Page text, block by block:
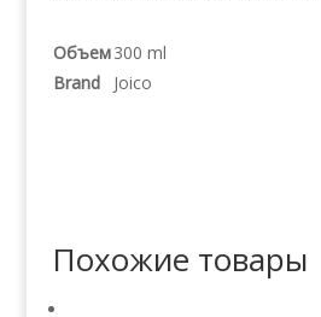
Объем300 ml
Brand
Joico
Похожие товары